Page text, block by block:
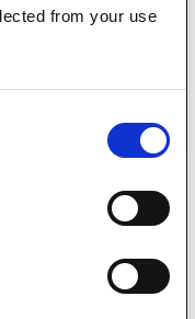
from your use